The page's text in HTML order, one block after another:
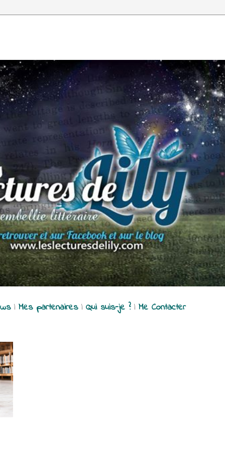
| Mes partenaires| Qui suis-je ?| Me Contacter